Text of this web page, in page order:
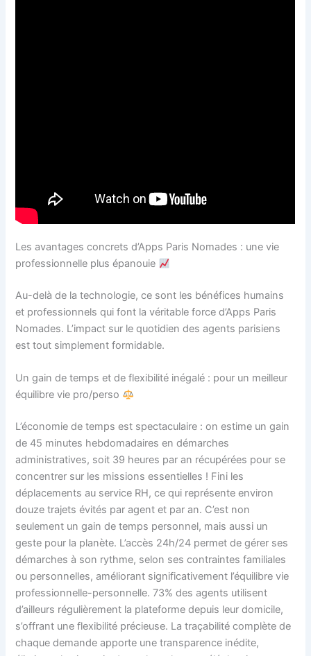
Les avantages concrets d’Apps Paris Nomades : une vie
professionnelle plus épanouie
Au-delà de la technologie, ce sont les bénéfices humains
et professionnels qui font la véritable force d’Apps Paris
Nomades. L’impact sur le quotidien des agents parisiens
est tout simplement formidable.
Un gain de temps et de flexibilité inégalé : pour un meilleur
équilibre vie pro/perso
L’économie de temps est spectaculaire : on estime un gain
de 45 minutes hebdomadaires en démarches
administratives, soit 39 heures par an récupérées pour se
concentrer sur les missions essentielles ! Fini les
déplacements au service RH, ce qui représente environ
douze trajets évités par agent et par an. C’est non
seulement un gain de temps personnel, mais aussi un
geste pour la planète. L’accès 24h/24 permet de gérer ses
démarches à son rythme, selon ses contraintes familiales
ou personnelles, améliorant significativement l’équilibre vie
professionnelle-personnelle. 73% des agents utilisent
d’ailleurs régulièrement la plateforme depuis leur domicile,
s’offrant une flexibilité précieuse. La traçabilité complète de
chaque demande apporte une transparence inédite,